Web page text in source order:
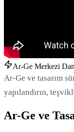
Yükleniyor...
Ar-Ge Merkezi
Ar-Ge ve tasarım
yapılandırın,
Ar-Ge ve